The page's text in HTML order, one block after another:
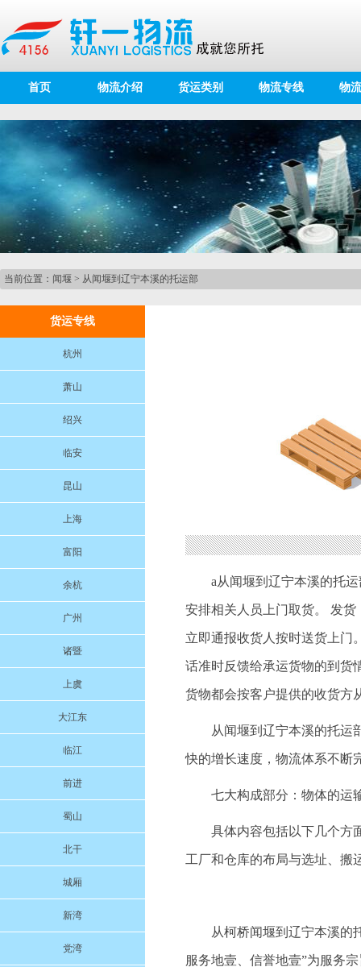
首页 物流介绍 货运类别 物流专线 物
当前位置： 闻堰 > 从闻堰到辽宁本溪的托运部
货运专线
杭州
萧山
绍兴
临安
昆山
上海
富阳
余杭
广州
诸暨
上虞
大江东
临江
前进
蜀山
北干
城厢
新湾
党湾
a从闻堰到辽宁本溪的托
安排相关人员上门取货。 发
立即通报收货人按时送货上门
话准时反馈给承运货物的到货
货物都会按客户提供的收货方
从闻堰到辽宁本溪的托运
快的增长速度，物流体系不断
七大构成部分：物体的运
具体内容包括以下几个方
工厂和仓库的布局与选址、搬
从柯桥闻堰到辽宁本溪的
服务地壹、信誉地壹”为服务